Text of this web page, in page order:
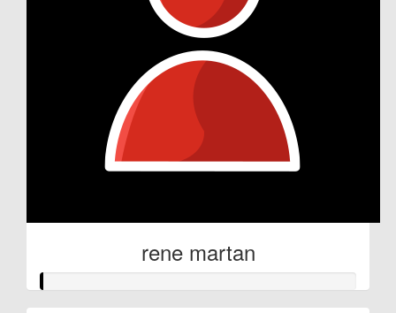
rene martan